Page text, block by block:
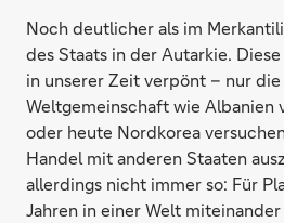
Noch deutlicher als im
des Staats in der Autarkie.
in unserer Zeit verpönt – nur die
Weltgemeinschaft wie Albanien
oder heute Nordkorea
Handel mit anderen Staaten
allerdings nicht immer so: Für
Jahren in einer Welt